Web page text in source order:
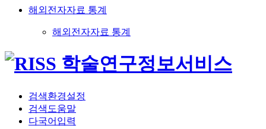
해외전자자료 통계
해외전자자료 통계
검색환경설정
검색도움말
다국어입력